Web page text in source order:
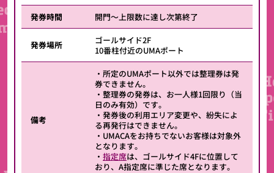
発券時間
開門～上限数に達し次第終了
発券場所
ゴールサイド2F
10番柱付近のUMAポート
備考
・所定のUMAポート以外では整理券は発
券できません。
・整理券の発券は、お一人様1回限り（当
日のみ有効）です。
・発券後の利用エリア変更や、紛失によ
る再発行はできません。
・UMACAをお持ちでないお客様は対象外
となります。
・指定席は、ゴールサイド4Fに位置して
おり、A指定席に準じた席となります。